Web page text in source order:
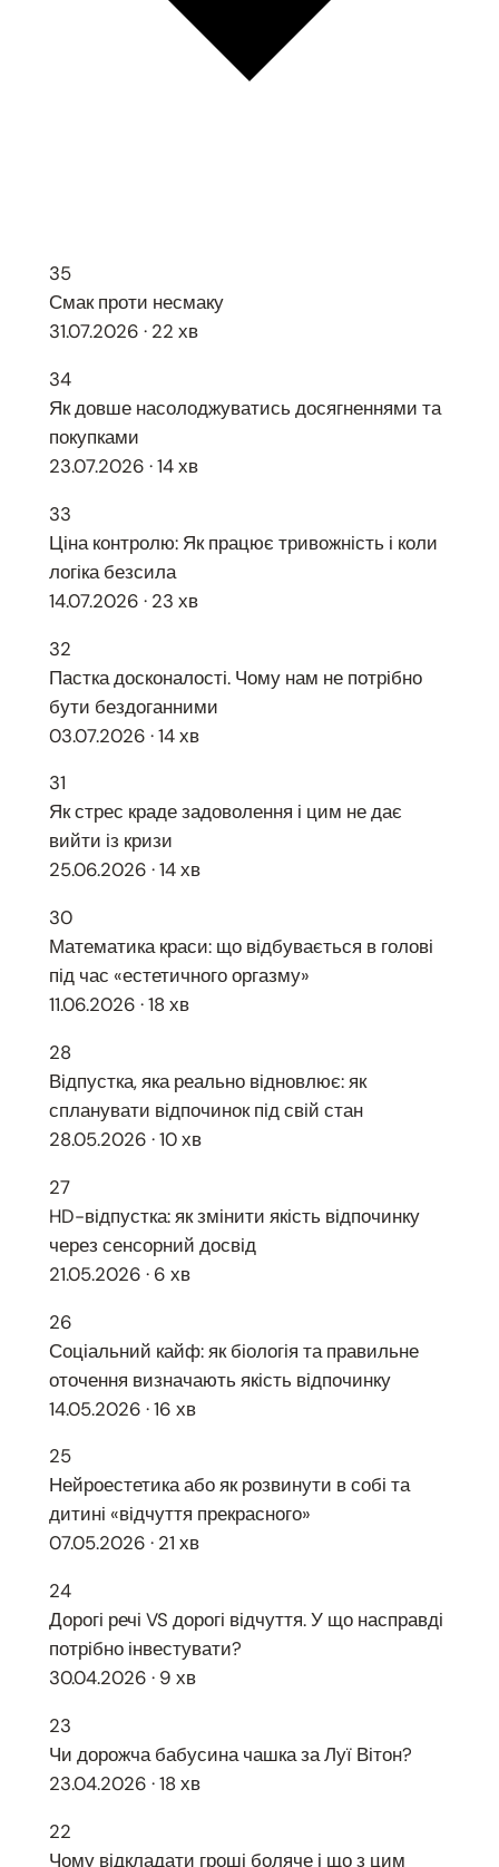
35
Смак проти несмаку
31.07.2026 · 22 хв
34
Як довше насолоджуватись досягненнями та
покупками
23.07.2026 · 14 хв
33
Ціна контролю: Як працює тривожність і коли
логіка безсила
14.07.2026 · 23 хв
32
Пастка досконалості. Чому нам не потрібно
бути бездоганними
03.07.2026 · 14 хв
31
Як стрес краде задоволення і цим не дає
вийти із кризи
25.06.2026 · 14 хв
30
Математика краси: що відбувається в голові
під час «естетичного оргазму»
11.06.2026 · 18 хв
28
Відпустка, яка реально відновлює: як
спланувати відпочинок під свій стан
28.05.2026 · 10 хв
27
HD-відпустка: як змінити якість відпочинку
через сенсорний досвід
21.05.2026 · 6 хв
26
Соціальний кайф: як біологія та правильне
оточення визначають якість відпочинку
14.05.2026 · 16 хв
25
Нейроестетика або як розвинути в собі та
дитині «відчуття прекрасного»
07.05.2026 · 21 хв
24
Дорогі речі VS дорогі відчуття. У що насправді
потрібно інвестувати?
30.04.2026 · 9 хв
23
Чи дорожча бабусина чашка за Луї Вітон?
23.04.2026 · 18 хв
22
Чому відкладати гроші боляче і що з цим